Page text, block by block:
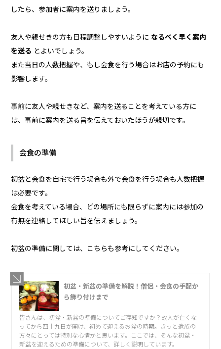
したら、参加者に案内を送りましょう。
友人や親せきの方も日程調整しやすいように なるべく早く案内
を送る とよいでしょう。
また当日の人数把握や、もし会食を行う場合はお店の予約にも
影響します。
事前に友人や親せきなど、案内を送ることを考えている方に
は、事前に案内を送る旨を伝えておいたほうが親切です。
会食の準備
初盆と会食を自宅で行う場合も外で会食を行う場合も人数把握
は必要です。
会食を考えている場合、どの場所にも限らずに案内には参加の
有無を連絡してほしい旨を伝えましょう。
初盆の準備に関しては、こちらも参考にしてください。
初盆・新盆の準備を解説！僧侶・会食の手配か
ら飾り付けまで
皆さんは、初盆・新盆の準備についてご存知ですか？故人が亡くな
ってから四十九日が開け、初めて迎えるお盆の時期。きっと遺族の
方々にとっては特別な心情かと思います。ここでは、そんな初盆・
新盆を迎えるための準備について、詳しく説明しています。